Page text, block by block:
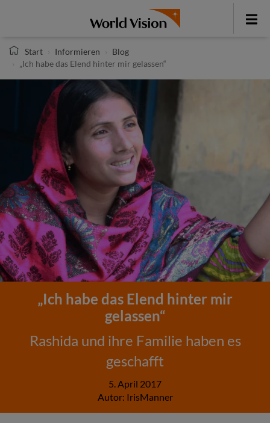
Toggle
Start
Informieren
Blog
„Ich habe das Elend hinter mir gelassen“
„Ich habe das Elend hinter mir
gelassen“
Rashida und ihre Familie haben es
geschafft
5. April 2017
Autor: IrisManner